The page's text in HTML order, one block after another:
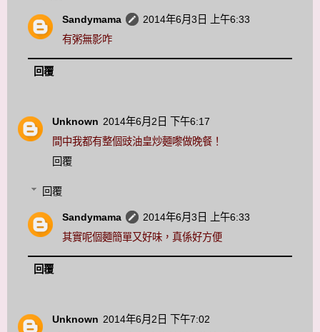
Sandymama
2014年6月3日 上午6:33
有粥無影咋
回覆
Unknown 2014年6月2日 下午6:17
間中我都有整個豉油皇炒麵嚟做晚餐！
回覆
回覆
Sandymama
2014年6月3日 上午6:33
其實呢個麵簡單又好味，真係好方便
回覆
Unknown 2014年6月2日 下午7:02